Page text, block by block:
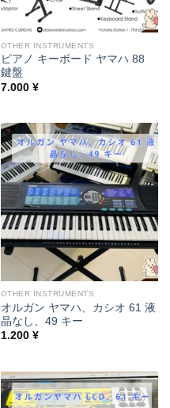
OTHER INSTRUMENTS
ピアノ キーボード ヤマハ 88
鍵盤
7.000 ¥
OTHER INSTRUMENTS
オルガン ヤマハ、カシオ 61 液
晶なし、49 キー
1.200 ¥